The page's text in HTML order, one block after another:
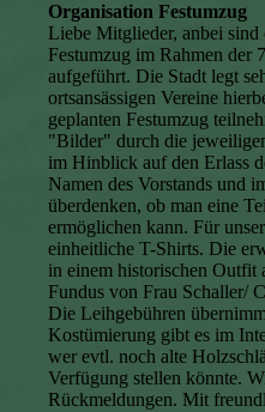
Organisation Festumzug
Liebe Mitglieder, anbei
Festumzug im Rahmen der
aufgeführt. Die Stadt legt
ortsansässigen Vereine
geplanten Festumzug
"Bilder" durch die
im Hinblick auf den Erlass
Namen des Vorstands und
überdenken, ob man eine
ermöglichen kann. Für
einheitliche T-Shirts. Die
in einem historischen
Fundus von Frau Schaller/
Die Leihgebühren
Kostümierung gibt es im
wer evtl. noch alte
Verfügung stellen könnte.
Rückmeldungen. Mit